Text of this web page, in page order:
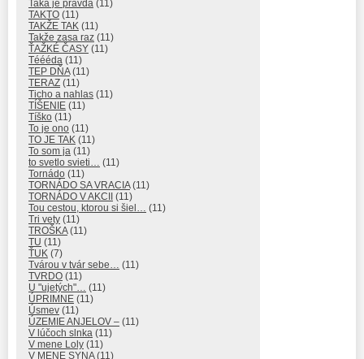
Taká je pravda (11)
TAKTO (11)
TAKŽE TAK (11)
Takže zasa raz (11)
ŤAŽKÉ ČASY (11)
Téééda (11)
TEP DŇA(11)
TERAZ (11)
Ticho a nahlas (11)
TÍŠENIE (11)
Tíško (11)
To je ono (11)
TO JE TAK (11)
To som ja (11)
to svetlo svieti…
(11)
Tornádo (11)
TORNÁDO SA VRACIA(11)
TORNÁDO V AKCII (11)
Tou cestou, ktorou si šiel…
(11)
Tri vety (11)
TROŠKA(11)
TU (11)
ŤUK (7)
Tvárou v tvár sebe…
(11)
TVRDO (11)
U "ujetých"…
(11)
ÚPRIMNE (11)
Úsmev (11)
ÚZEMIE ANJELOV – (11)
V lúčoch slnka (11)
V mene Loly (11)
V MENE SYNA(11)